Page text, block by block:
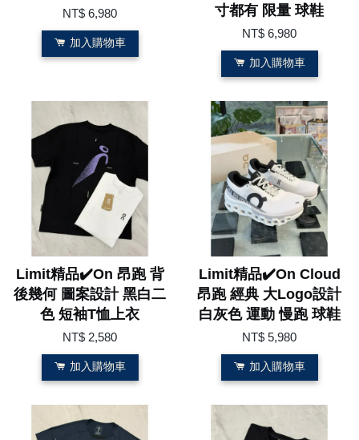
NT$ 6,980
加入購物車
寸都有 限量 球鞋
NT$ 6,980
加入購物車
Limit精品✔️On 昂跑 背
後幾何 圖案設計 黑白二
色 短袖T恤上衣
NT$ 2,580
加入購物車
Limit精品✔️On Cloud
昂跑 經典 大Logo設計
白灰色 運動 慢跑 球鞋
NT$ 5,980
加入購物車